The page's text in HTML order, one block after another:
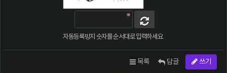
자동등록방지 숫자를 순서대로 입력하세요.
목록 답글 쓰기